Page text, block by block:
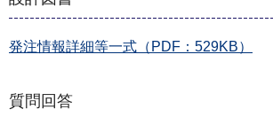
発注情報詳細等一式（PDF：529KB）
質問回答